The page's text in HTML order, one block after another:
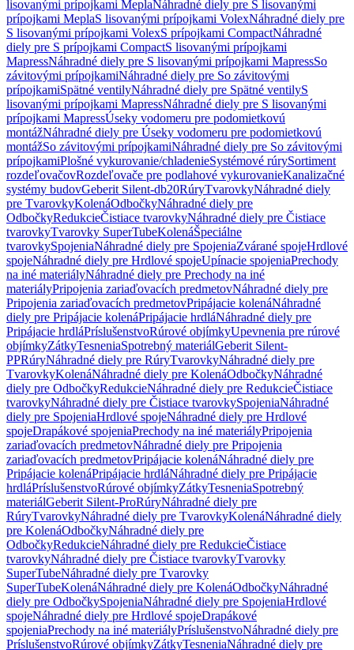
lisovanými prípojkami MeplaNáhradné diely pre S lisovanými
prípojkami MeplaS lisovanými prípojkami VolexNáhradné diely pre
S lisovanými prípojkami VolexS prípojkami CompactNáhradné
diely pre S prípojkami CompactS lisovanými prípojkami
MapressNáhradné diely pre S lisovanými prípojkami MapressSo
závitovými prípojkamiNáhradné diely pre So závitovými
prípojkamiSpätné ventilyNáhradné diely pre Spätné ventilyS
lisovanými prípojkami MapressNáhradné diely pre S lisovanými
prípojkami MapressÚseky vodomeru pre podomietkovú
montážNáhradné diely pre Úseky vodomeru pre podomietkovú
montážSo závitovými prípojkamiNáhradné diely pre So závitovými
prípojkamiPlošné vykurovanie/chladenieSystémové rúrySortiment
rozdeľovačovRozdeľovače pre podlahové vykurovanieKanalizačné
systémy budovGeberit Silent-db20RúryTvarovkyNáhradné diely
pre TvarovkyKolenáOdbočkyNáhradné diely pre
OdbočkyRedukcieČistiace tvarovkyNáhradné diely pre Čistiace
tvarovkyTvarovky SuperTubeKolenáŠpeciálne
tvarovkySpojeniaNáhradné diely pre SpojeniaZvárané spojeHrdlové
spojeNáhradné diely pre Hrdlové spojeUpínacie spojeniaPrechody
na iné materiályNáhradné diely pre Prechody na iné
materiályPripojenia zariaďovacích predmetovNáhradné diely pre
Pripojenia zariaďovacích predmetovPripájacie kolenáNáhradné
diely pre Pripájacie kolenáPripájacie hrdláNáhradné diely pre
Pripájacie hrdláPríslušenstvoRúrové objímkyUpevnenia pre rúrové
objímkyZátkyTesneniaSpotrebný materiálGeberit Silent-
PPRúryNáhradné diely pre RúryTvarovkyNáhradné diely pre
TvarovkyKolenáNáhradné diely pre KolenáOdbočkyNáhradné
diely pre OdbočkyRedukcieNáhradné diely pre RedukcieČistiace
tvarovkyNáhradné diely pre Čistiace tvarovkySpojeniaNáhradné
diely pre SpojeniaHrdlové spojeNáhradné diely pre Hrdlové
spojeDrapákové spojeniaPrechody na iné materiályPripojenia
zariaďovacích predmetovNáhradné diely pre Pripojenia
zariaďovacích predmetovPripájacie kolenáNáhradné diely pre
Pripájacie kolenáPripájacie hrdláNáhradné diely pre Pripájacie
hrdláPríslušenstvoRúrové objímkyZátkyTesneniaSpotrebný
materiálGeberit Silent-ProRúryNáhradné diely pre
RúryTvarovkyNáhradné diely pre TvarovkyKolenáNáhradné diely
pre KolenáOdbočkyNáhradné diely pre
OdbočkyRedukcieNáhradné diely pre RedukcieČistiace
tvarovkyNáhradné diely pre Čistiace tvarovkyTvarovky
SuperTubeNáhradné diely pre Tvarovky
SuperTubeKolenáNáhradné diely pre KolenáOdbočkyNáhradné
diely pre OdbočkySpojeniaNáhradné diely pre SpojeniaHrdlové
spojeNáhradné diely pre Hrdlové spojeDrapákové
spojeniaPrechody na iné materiályPríslušenstvoNáhradné diely pre
PríslušenstvoRúrové objímkyZátkyTesneniaNáhradné diely pre